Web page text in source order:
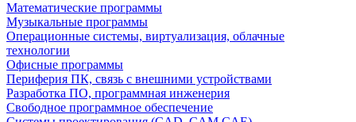
Математические программы
Музыкальные программы
Операционные системы, виртуализация, облачные
технологии
Офисные программы
Периферия ПК, связь с внешними устройствами
Разработка ПО, программная инженерия
Свободное программное обеспечение